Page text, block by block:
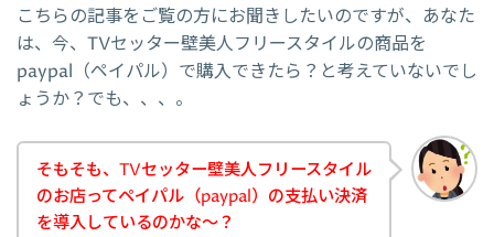
こちらの記事をご覧の方にお聞きしたいのですが、あなた
は、今、TVセッター壁美人フリースタイルの商品を
paypal（ペイパル）で購入できたら？と考えていないでし
ょうか？でも、、、。
そもそも、TVセッター壁美人フリースタイル
のお店ってペイパル（paypal）の支払い決済
を導入しているのかな～？